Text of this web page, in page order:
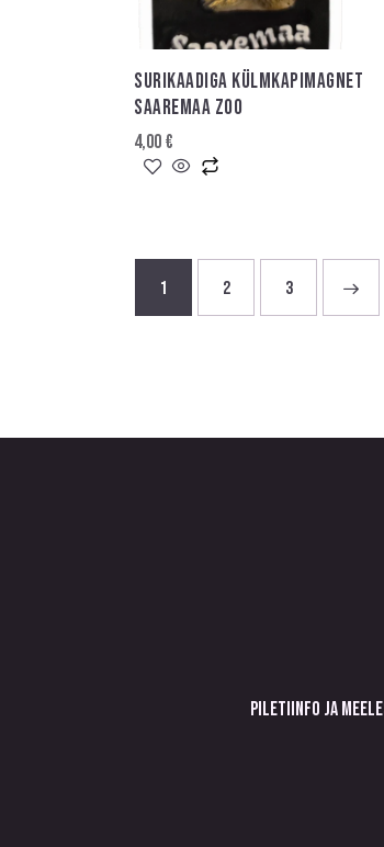
SURIKAADIGA KÜLMKAPIMAGNET
SAAREMAA ZOO
4,00€
1 2 3
PILETIINFO JA